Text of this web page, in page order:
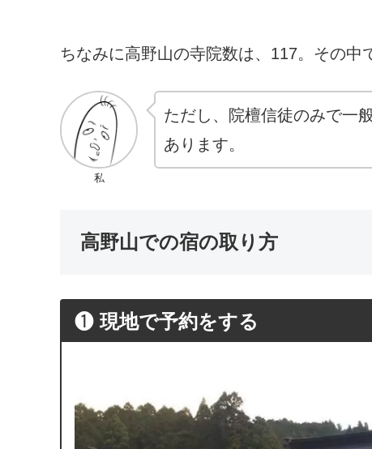
ちなみに高野山の寺院数は、117。その中
私
ただし、院檀信徒のみで一
あります。
高野山での宿の取り方
❶ 現地で予約をする